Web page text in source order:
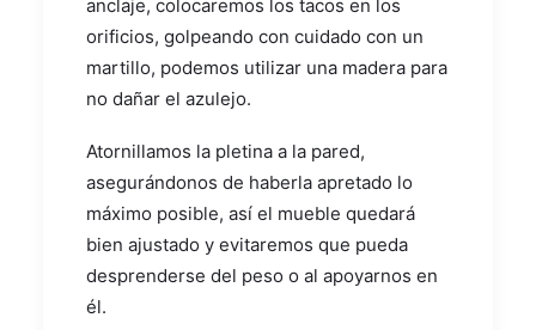
anclaje, colocaremos los tacos en los
orificios, golpeando con cuidado con un
martillo, podemos utilizar una madera para
no dañar el azulejo.
Atornillamos la pletina a la pared,
asegurándonos de haberla apretado lo
máximo posible, así el mueble quedará
bien ajustado y evitaremos que pueda
desprenderse del peso o al apoyarnos en
él.